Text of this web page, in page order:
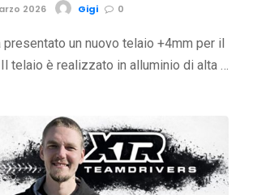
2026 Gigi 0
presentato un nuovo telaio +4mm per il
telaio è realizzato in alluminio di alta …